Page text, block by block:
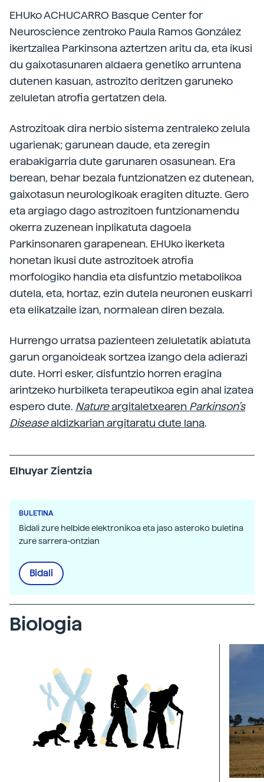
EHUko ACHUCARRO Basque Center for
Neuroscience zentroko Paula Ramos González
ikertzailea Parkinsona aztertzen aritu da, eta ikusi
du gaixotasunaren aldaera genetiko arruntena
dutenen kasuan, astrozito deritzen garuneko
zeluletan atrofia gertatzen dela.
Astrozitoak dira nerbio sistema zentraleko zelula
ugarienak; garunean daude, eta zeregin
erabakigarria dute garunaren osasunean. Era
berean, behar bezala funtzionatzen ez dutenean,
gaixotasun neurologikoak eragiten dituzte. Gero
eta argiago dago astrozitoen funtzionamendu
okerra zuzenean inplikatuta dagoela
Parkinsonaren garapenean. EHUko ikerketa
honetan ikusi dute astrozitoek atrofia
morfologiko handia eta disfuntzio metabolikoa
dutela, eta, hortaz, ezin dutela neuronen euskarri
eta elikatzaile izan, normalean diren bezala.
Hurrengo urratsa pazienteen zeluletatik abiatuta
garun organoideak sortzea izango dela adierazi
dute. Horri esker, disfuntzio horren eragina
arintzeko hurbilketa terapeutikoa egin ahal izatea
espero dute. Natureargitaletxearen Parkinson’s
Diseasealdizkarian argitaratu dute lana.
Elhuyar Zientzia
BULETINA
Bidali zure helbide elektronikoa eta jaso asteroko buletina
zure sarrera-ontzian
Bidali
Biologia